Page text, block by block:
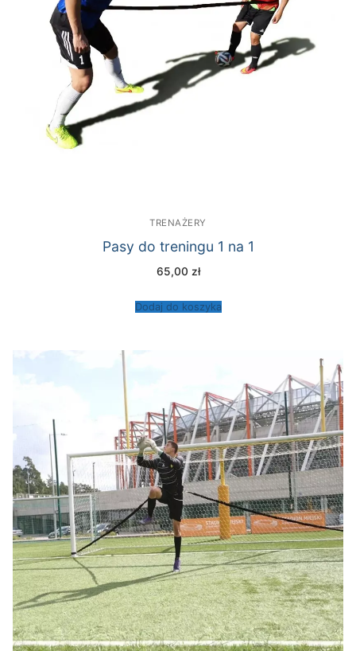
TRENAŻERY
Pasy do treningu 1 na 1
65,00 zł
Dodaj do koszyka